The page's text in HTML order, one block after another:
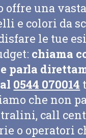
offre una
e colori da
le tue
chiama
parla
0544 070014
che non
call
o operatori